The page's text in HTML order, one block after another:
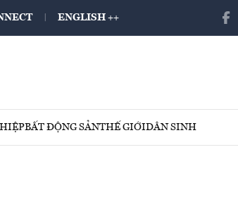
ENGLISH ++
BẤT ĐỘNG SẢNTHẾ GIỚIDÂN SINH